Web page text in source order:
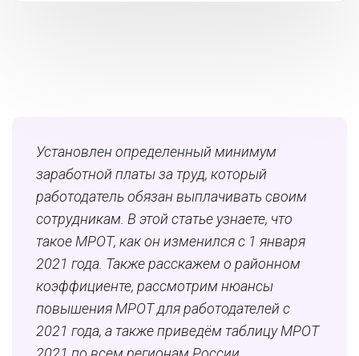
Установлен определенный минимум
заработной платы за труд, который
работодатель обязан выплачивать своим
сотрудникам. В этой статье узнаете, что
такое МРОТ, как он изменился с 1 января
2021 года. Также расскажем о районном
коэффициенте, рассмотрим нюансы
повышения МРОТ для работодателей с
2021 года, а также приведём таблицу МРОТ